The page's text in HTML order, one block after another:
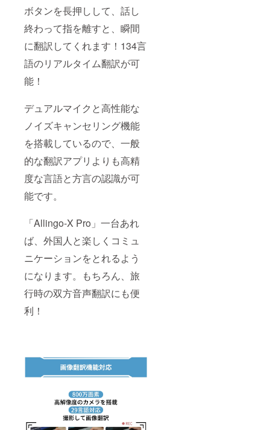
ボタンを長押しして、話し
終わって指を離すと、瞬間
に翻訳してくれます！134言
語のリアルタイム翻訳が可
能！
デュアルマイクと高性能な
ノイズキャンセリング機能
を搭載しているので、一般
的な翻訳アプリよりも高精
度な言語と方言の認識が可
能です。
「Allingo-X Pro」一台あれ
ば、外国人と楽しくコミュ
ニケーションをとれるよう
になります。もちろん、旅
行時の双方音声翻訳にも便
利！